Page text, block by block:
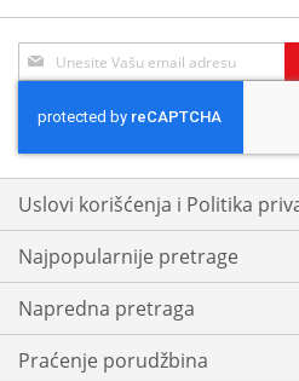
Sign
Up
Our
Newsletter:
Uslovi korišćenja i Politika
Najpopularnije pretrage
Napredna pretraga
Praćenje porudžbina